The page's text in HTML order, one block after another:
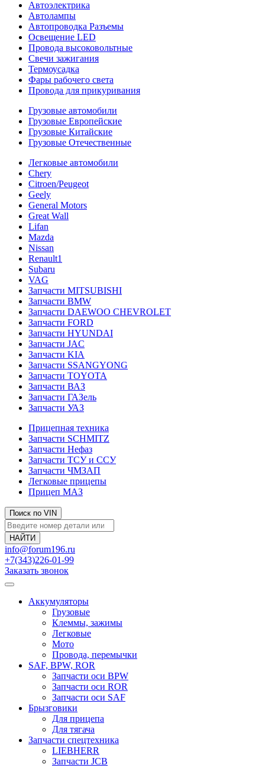
Автоэлектрика
Автолампы
Автопроводка Разъемы
Освещение LED
Провода высоковольтные
Свечи зажигания
Термоусадка
Фары рабочего света
Провода для прикуривания
Грузовые автомобили
Грузовые Европейские
Грузовые Китайские
Грузовые Отечественные
Легковые автомобили
Chery
Citroen/Peugeot
Geely
General Motors
Great Wall
Lifan
Mazda
Nissan
Renault1
Subaru
VAG
Запчасти MITSUBISHI
Запчасти BMW
Запчасти DAEWOO CHEVROLET
Запчасти FORD
Запчасти HYUNDAI
Запчасти JAC
Запчасти KIA
Запчасти SSANGYONG
Запчасти TOYOTA
Запчасти ВАЗ
Запчасти ГАЗель
Запчасти УАЗ
Прицепная техника
Запчасти SCHMITZ
Запчасти Нефаз
Запчасти ТСУ и ССУ
Запчасти ЧМЗАП
Легковые прицепы
Прицеп МАЗ
Поиск по VIN
info@forum196.ru
+7(343)226-01-99
Заказать звонок
Аккумуляторы
Грузовые
Клеммы, зажимы
Легковые
Мото
Провода, перемычки
SAF, BPW, ROR
Запчасти оси BPW
Запчасти оси ROR
Запчасти оси SAF
Брызговики
Для прицепа
Для тягача
Запчасти спецтехника
LIEBHERR
Запчасти JCB